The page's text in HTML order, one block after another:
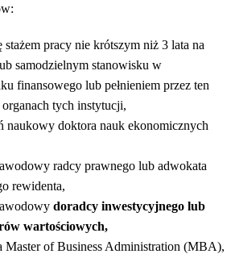
pracy nie krótszym niż 3 lata na
samodzielnym stanowisku w
finansowego lub pełnieniem przez ten
tych instytucji,
naukowy doktora nauk ekonomicznych
radcy prawnego lub adwokata
rewidenta,
doradcy inwestycyjnego lub
wartościowych,
Master of Business Administration (MBA),